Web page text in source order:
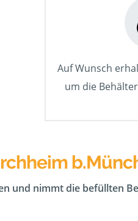
Auf Wunsch
um die
und nimmt die befüllten